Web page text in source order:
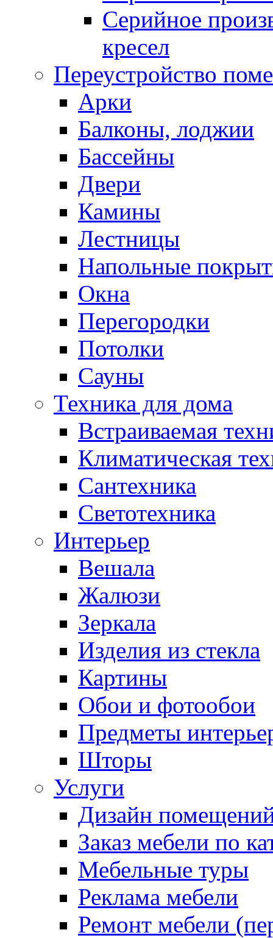
Серийное
кресел
Переустройство
Арки
Балконы, лоджии
Бассейны
Двери
Камины
Лестницы
Напольные
Окна
Перегородки
Потолки
Сауны
Техника для дома
Встраиваемая
Климатическая
Сантехника
Светотехника
Интерьер
Вешала
Жалюзи
Зеркала
Изделия из стекла
Картины
Обои и фотообои
Предметы
Шторы
Услуги
Дизайн
Заказ мебели по
Мебельные туры
Реклама мебели
Ремонт мебели